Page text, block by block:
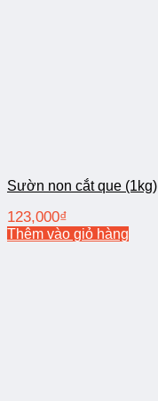
Sườn non cắt que (1kg)
123,000₫
Thêm vào giỏ hàng